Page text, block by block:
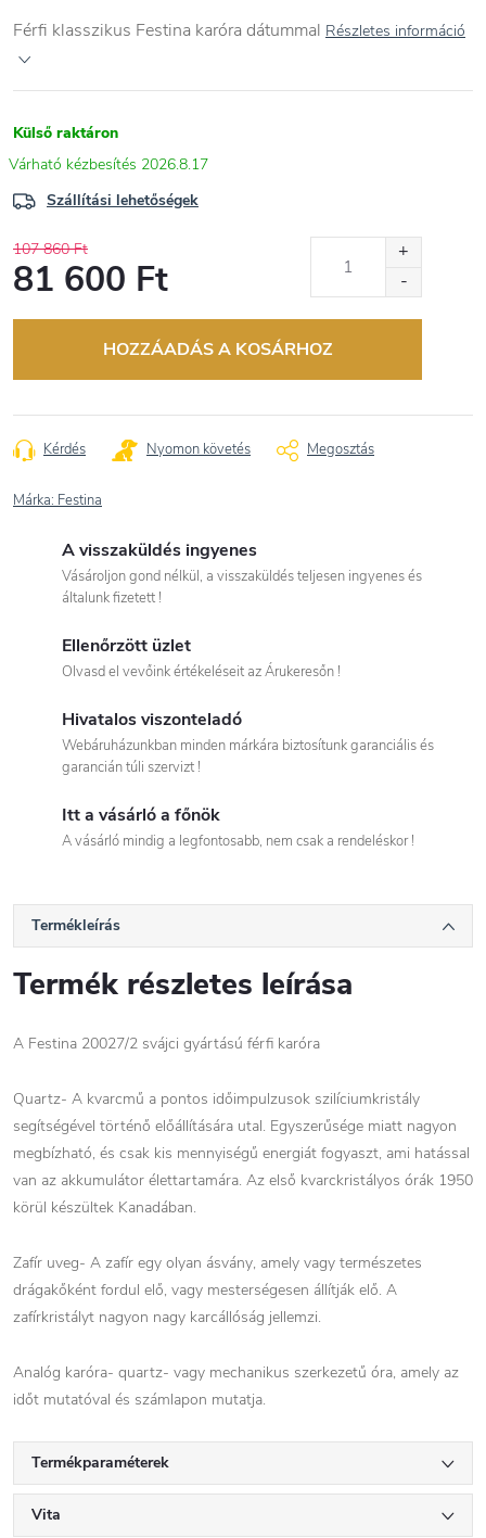
Férfi klasszikus Festina karóra dátummal Részletes információ
Külső raktáron
2026.8.17
Szállítási lehetőségek
107 860 Ft
81 600 Ft
HOZZÁADÁS A KOSÁRHOZ
Kérdés Nyomon követés Megosztás
Márka: Festina
A visszaküldés ingyenes
Vásároljon gond nélkül, a visszaküldés teljesen ingyenes és
általunk fizetett !
Ellenőrzött üzlet
Olvasd el vevőink értékeléseit az Árukeresőn !
Hivatalos viszonteladó
Webáruházunkban minden márkára biztosítunk garanciális és
garancián túli szervizt !
Itt a vásárló a főnök
A vásárló mindig a legfontosabb, nem csak a rendeléskor !
Termékleírás
Termék részletes leírása
A Festina 20027/2 svájci gyártású férfi karóra
Quartz- A kvarcmű a pontos időimpulzusok szilíciumkristály
segítségével történő előállítására utal. Egyszerűsége miatt nagyon
megbízható, és csak kis mennyiségű energiát fogyaszt, ami hatással
van az akkumulátor élettartamára. Az első kvarckristályos órák 1950
körül készültek Kanadában.
Zafír uveg- A zafír egy olyan ásvány, amely vagy természetes
drágakőként fordul elő, vagy mesterségesen állítják elő. A
zafírkristályt nagyon nagy karcállóság jellemzi.
Analóg karóra- quartz- vagy mechanikus szerkezetű óra, amely az
időt mutatóval és számlapon mutatja.
Termékparaméterek
Vita